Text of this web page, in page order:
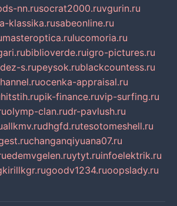
nn.rusocrat2000.ruvgurin.ru
klassika.rusabeonline.ru
masteroptica.rulucomoria.ru
biblioverde.ruigro-pictures.ru
s.rupeysok.rublackcountess.ru
ocenka-appraisal.ru
hitstih.rupik-finance.ruvip-surfing.ru
olymp-clan.rudr-pavlush.ru
allkmv.rudhgfd.rutesotomeshell.ru
changanqiyuana07.ru
edemvgelen.ruytyt.ruinfoelektrik.ru
kirillkgr.rugoodv1234.ruoopslady.ru